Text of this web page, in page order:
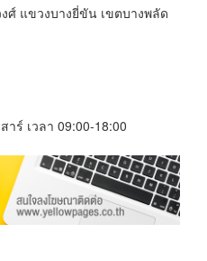
ศ์ แขวงบางยี่ขัน เขตบางพลัด
าร์ เวลา 09:00-18:00